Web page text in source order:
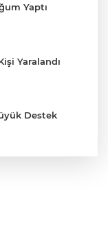
Yaptı
Yaralandı
Destek